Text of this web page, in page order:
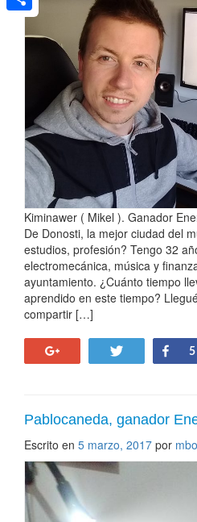
Kiminawer ( Mikel ). Ganador
De Donosti, la mejor ciudad del
estudios, profesión? Tengo 32
electromecánica, música y
ayuntamiento. ¿Cuánto tiempo
aprendido en este tiempo?
compartir […]
Tweet 5
Pablocaneda, ganador
Escrito en 5 marzo, 2017 por